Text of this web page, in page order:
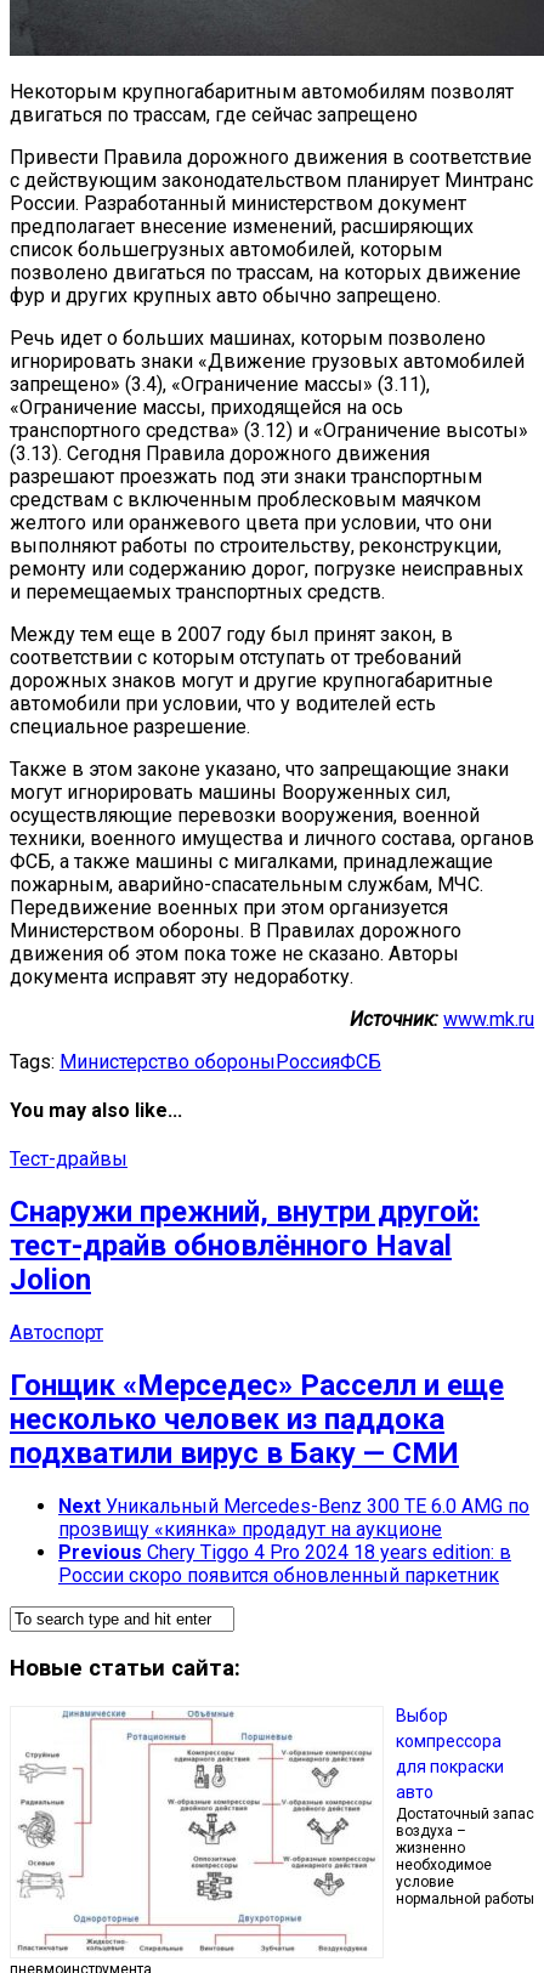
Некоторым крупногабаритным автомобилям позволят
двигаться по трассам, где сейчас запрещено
Привести Правила дорожного движения в соответствие
с действующим законодательством планирует Минтранс
России. Разработанный министерством документ
предполагает внесение изменений, расширяющих
список большегрузных автомобилей, которым
позволено двигаться по трассам, на которых движение
фур и других крупных авто обычно запрещено.
Речь идет о больших машинах, которым позволено
игнорировать знаки «Движение грузовых автомобилей
запрещено» (3.4), «Ограничение массы» (3.11),
«Ограничение массы, приходящейся на ось
транспортного средства» (‎3.12) ‎и «Ограничение высоты»
(3.13). Сегодня Правила дорожного движения
разрешают проезжать под эти знаки транспортным
средствам с включенным проблесковым маячком
желтого или оранжевого цвета при условии, что они
выполняют работы по строительству, реконструкции,
ремонту или содержанию дорог, погрузке неисправных
и перемещаемых транспортных средств.
Между тем еще в 2007 году был принят закон, в
соответствии с которым отступать от требований
дорожных знаков могут и другие крупногабаритные
автомобили при условии, что у водителей есть
специальное разрешение.
Также в этом законе указано, что запрещающие знаки
могут игнорировать машины Вооруженных сил,
осуществляющие перевозки вооружения, военной
техники, военного имущества и личного состава, органов
ФСБ, а также машины с мигалками, принадлежащие
пожарным, аварийно-спасательным службам, МЧС.
Передвижение военных при этом организуется
Министерством обороны. В Правилах дорожного
движения об этом пока тоже не сказано. Авторы
документа исправят эту недоработку.
Источник: www.mk.ru
Tags: Министерство обороныРоссияФСБ
You may also like...
Тест-драйвы
Снаружи прежний, внутри другой:
тест-драйв обновлённого Haval
Jolion
Автоспорт
Гонщик «Мерседес» Расселл и еще
несколько человек из паддока
подхватили вирус в Баку — СМИ
Next Уникальный Mercedes-Benz 300 TE 6.0 AMG по
прозвищу «киянка» продадут на аукционе
Previous Chery Tiggo 4 Pro 2024 18 years edition: в
России скоро появится обновленный паркетник
Новые статьи сайта:
Выбор
компрессора
для покраски
авто
Достаточный запас
воздуха –
жизненно
необходимое
условие
нормальной работы